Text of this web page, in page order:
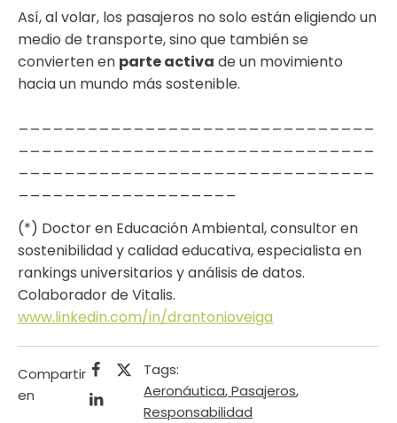
Así, al volar, los pasajeros no solo están eligiendo un
medio de transporte, sino que también se
convierten en parte activa de un movimiento
hacia un mundo más sostenible.
(*) Doctor en Educación Ambiental, consultor en
sostenibilidad y calidad educativa, especialista en
rankings universitarios y análisis de datos.
Colaborador de Vitalis.
www.linkedin.com/in/drantonioveiga
Compartir
en
Tags:
Aeronáutica,Pasajeros,
Responsabilidad